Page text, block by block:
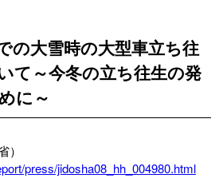
の大雪時の大型車立ち往
て～今冬の立ち往生の発
に～
）
press/jidosha08_hh_004980.html